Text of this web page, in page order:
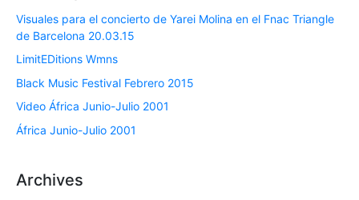
Visuales para el concierto de Yarei Molina en el Fnac Triangle
de Barcelona 20.03.15
LimitEDitions Wmns
Black Music Festival Febrero 2015
Video África Junio-Julio 2001
África Junio-Julio 2001
Archives